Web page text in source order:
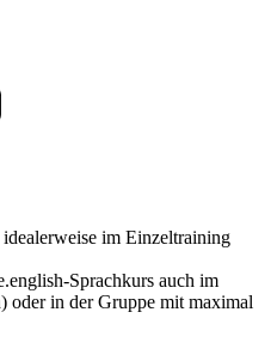
im Einzeltraining
Sprachkurs auch im
oder in der Gruppe mit maximal